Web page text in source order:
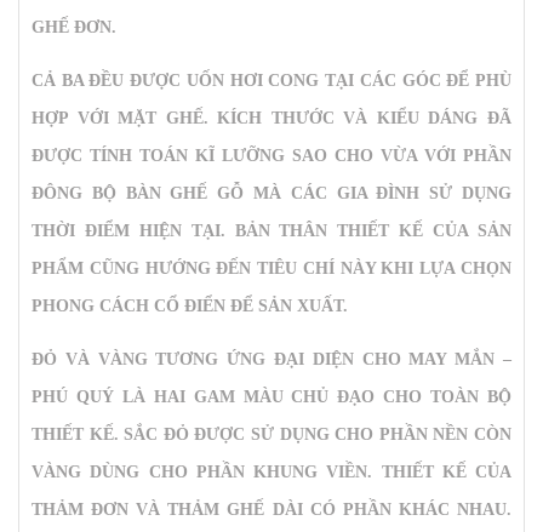
GHẾ ĐƠN.
CẢ BA ĐỀU ĐƯỢC UỐN HƠI CONG TẠI CÁC GÓC ĐỂ PHÙ
HỢP VỚI MẶT GHẾ. KÍCH THƯỚC VÀ KIỂU DÁNG ĐÃ
ĐƯỢC TÍNH TOÁN KĨ LƯỠNG SAO CHO VỪA VỚI PHẦN
ĐÔNG BỘ BÀN GHẾ GỖ MÀ CÁC GIA ĐÌNH SỬ DỤNG
THỜI ĐIỂM HIỆN TẠI. BẢN THÂN THIẾT KẾ CỦA SẢN
PHẨM CŨNG HƯỚNG ĐẾN TIÊU CHÍ NÀY KHI LỰA CHỌN
PHONG CÁCH CỔ ĐIỂN ĐỂ SẢN XUẤT.
ĐỎ VÀ VÀNG TƯƠNG ỨNG ĐẠI DIỆN CHO MAY MẮN –
PHÚ QUÝ LÀ HAI GAM MÀU CHỦ ĐẠO CHO TOÀN BỘ
THIẾT KẾ. SẮC ĐỎ ĐƯỢC SỬ DỤNG CHO PHẦN NỀN CÒN
VÀNG DÙNG CHO PHẦN KHUNG VIỀN. THIẾT KẾ CỦA
THẢM ĐƠN VÀ THẢM GHẾ DÀI CÓ PHẦN KHÁC NHAU.